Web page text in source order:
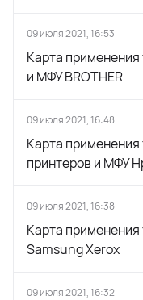
09 июля 2021, 16:53
Карта
и МФУ BROTHER
09 июля 2021, 16:48
Карта применения
принтеров и МФУ
09 июля 2021, 16:38
Карта
Samsung Xerox
09 июля 2021, 16:32